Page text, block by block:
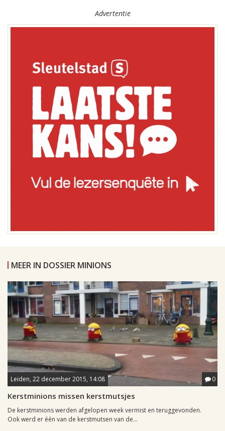
Advertentie
MEER IN DOSSIER MINIONS
Leiden, 22 december 2015, 14:08 0
Kerstminions missen kerstmutsjes
De kerstminions werden afgelopen week vermist en teruggevonden.
Ook werd er één van de kerstmutsen van de...